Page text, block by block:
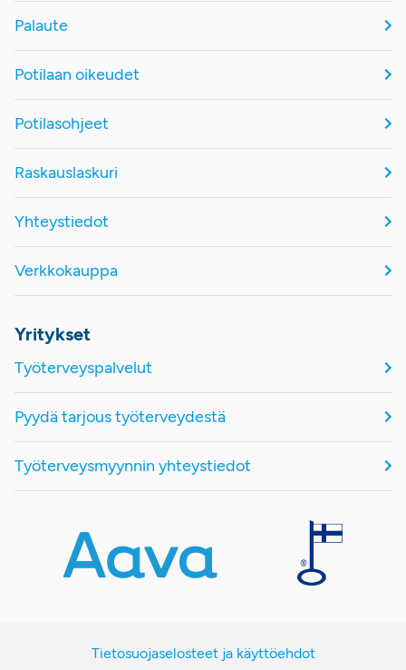
Palaute
Potilaan oikeudet
Potilasohjeet
Raskauslaskuri
Yhteystiedot
Verkkokauppa
Yritykset
Työterveyspalvelut
Pyydä tarjous työterveydestä
Työterveysmyynnin yhteystiedot
Tietosuojaselosteet ja käyttöehdot